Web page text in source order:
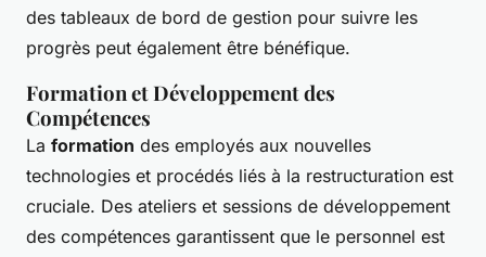
des tableaux de bord de gestion pour suivre les
progrès peut également être bénéfique.
Formation et Développement des
Compétences
La formation des employés aux nouvelles
technologies et procédés liés à la restructuration est
cruciale. Des ateliers et sessions de développement
des compétences garantissent que le personnel est